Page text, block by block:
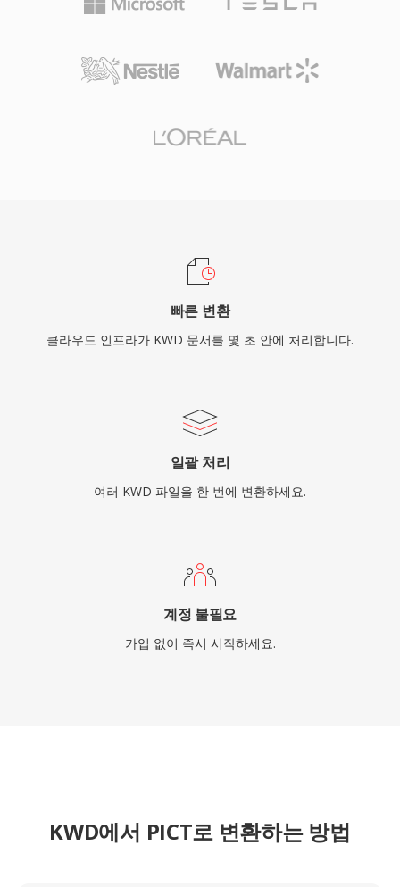
빠른 변환
클라우드 인프라가 KWD 문서를 몇 초 안에 처리합니다.
일괄 처리
여러 KWD 파일을 한 번에 변환하세요.
계정 불필요
가입 없이 즉시 시작하세요.
KWD에서 PICT로 변환하는 방법